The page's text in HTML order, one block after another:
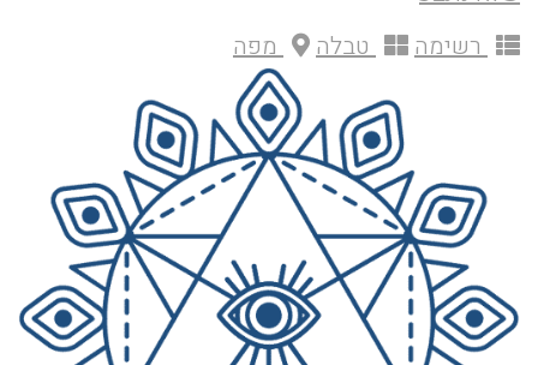
רשימה
טבלה מפה